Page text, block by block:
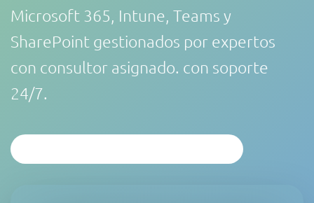
Microsoft 365, Intune, Teams y
SharePoint gestionados por expertos
con consultor asignado. con soporte
24/7.